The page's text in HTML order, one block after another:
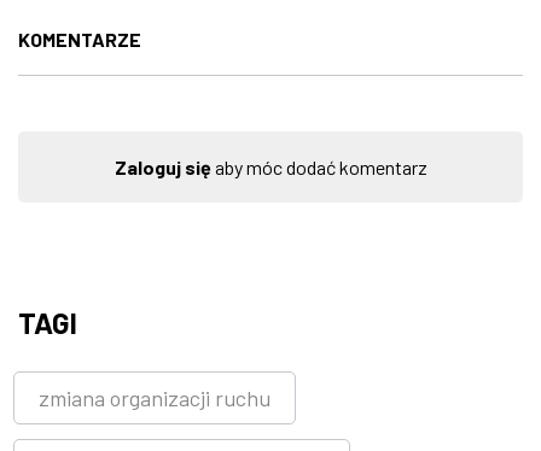
KOMENTARZE
Zaloguj sięaby móc dodać komentarz
TAGI
zmiana organizacji ruchu